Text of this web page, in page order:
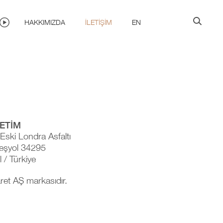
HAKKIMIZDA İLETIŞIM EN
Londra Asfaltı
34295
/ Türkiye
AŞ markasıdır.